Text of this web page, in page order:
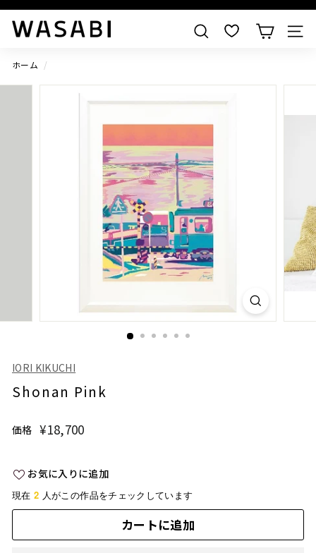
すべての作品を見る
W
S
A
検索
ホーム /
IORI KIKUCHI
Shonan Pink
価格
通
格
¥18,700
お気に入りに追加
現在 2 人がこの作品をチェックしています
カートに追加